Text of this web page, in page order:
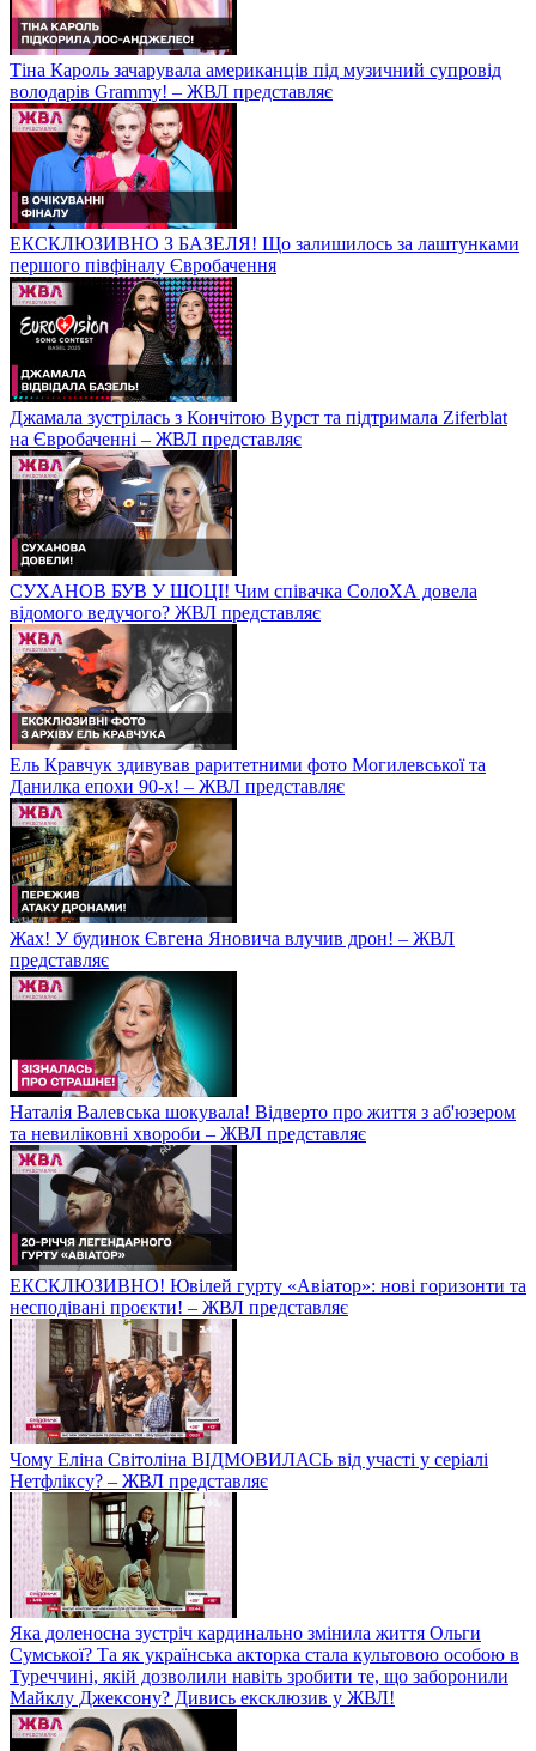
Тіна Кароль зачарувала американців під музичний супровід
володарів Grammy! – ЖВЛ представляє
ЕКСКЛЮЗИВНО З БАЗЕЛЯ! Що залишилось за лаштунками
першого півфіналу Євробачення
Джамала зустрілась з Кончітою Вурст та підтримала Ziferblat
на Євробаченні – ЖВЛ представляє
СУХАНОВ БУВ У ШОЦІ! Чим співачка СолоХА довела
відомого ведучого? ЖВЛ представляє
Ель Кравчук здивував раритетними фото Могилевської та
Данилка епохи 90-х! – ЖВЛ представляє
Жах! У будинок Євгена Яновича влучив дрон! – ЖВЛ
представляє
Наталія Валевська шокувала! Відверто про життя з аб'юзером
та невиліковні хвороби – ЖВЛ представляє
ЕКСКЛЮЗИВНО! Ювілей гурту «Авіатор»: нові горизонти та
несподівані проєкти! – ЖВЛ представляє
Чому Еліна Світоліна ВІДМОВИЛАСЬ від участі у серіалі
Нетфліксу? – ЖВЛ представляє
Яка доленосна зустріч кардинально змінила життя Ольги
Сумської? Та як українська акторка стала культовою особою в
Туреччині, якій дозволили навіть зробити те, що заборонили
Майклу Джексону? Дивись ексклюзив у ЖВЛ!